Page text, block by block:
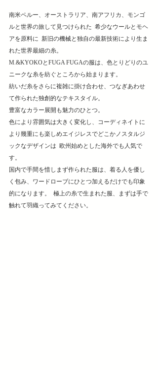
南米ペルー、オーストラリア、南アフリカ、モンゴ
ルと世界の旅して見つけられた  希少なウールとモヘ
アを原料に  新旧の機械と独自の最新技術により生ま
れた世界最細の糸。
M.&KYOKOとFUGA FUGAの服は、色とりどりのユ
ニークな糸を紡ぐところから始まります。
紡いだ糸をさらに複雑に掛け合わせ、つなぎあわせ
て作られた独創的なテキスタイル。
豊富なカラー展開も魅力のひとつ。
色により雰囲気は大きく変化し、コーディネイトに
より幾重にも楽しめエイジレスでどこかノスタルジ
ックなデザインは  欧州始めとした海外でも人気で
す。
国内で手間を惜しまず作られた服は、着る人を優し
く包み、ワードローブにひとつ加えるだけでも印象
的になります。  極上の糸で生まれた服、まずは手で
触れて羽織ってみてください。